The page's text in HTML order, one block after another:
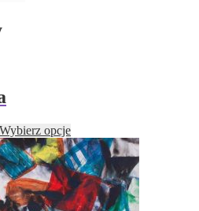
zł
zł
Wybierz opcjeTen
produkt
ma
wiele
wariantów.
Opcje